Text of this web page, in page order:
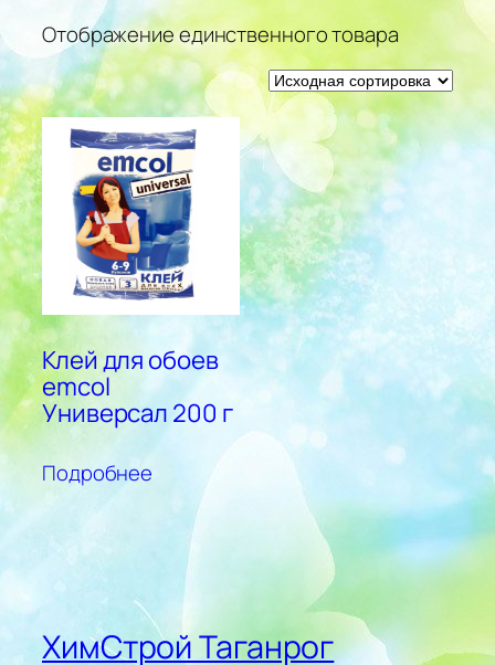
Отображение единственного товара
Клей для обоев
emcol
Универсал 200 г
Подробнее
ХимСтрой Таганрог